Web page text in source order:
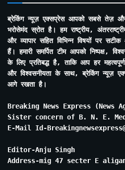
ब्रेकिंग न्यूज़ एक्सप्रेस आपको सबसे तेज़ और
भरोसेमंद स्रोत है। हम राष्ट्रीय,
और व्यापार सहित विभिन्न विषयों पर
हैं। हमारी समर्पित टीम आपको निष्पक्ष,
के लिए प्रतिबद्ध है, ताकि आप हर
और विश्वसनीयता के साथ, ब्रेकिंग न्यूज़
आगे रखता है।
Breaking News Express (News
Sister concern of B. N. E.
E-Mail Id-
Editor-Anju Singh
Address-mig 47 secter E